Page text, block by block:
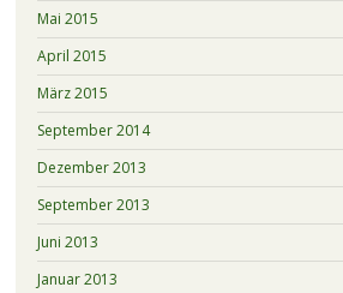
Mai 2015
April 2015
März 2015
September 2014
Dezember 2013
September 2013
Juni 2013
Januar 2013